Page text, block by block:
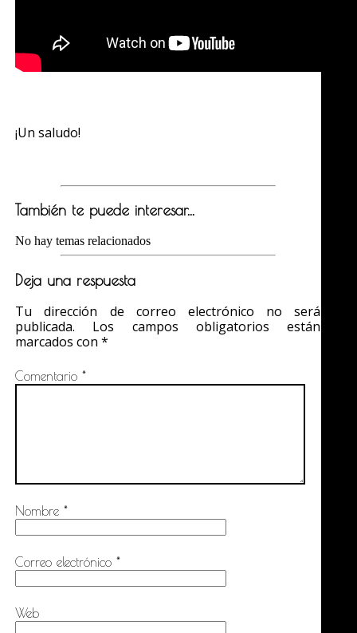
¡Un saludo!
También te puede interesar...
No hay temas relacionados
Deja una respuesta
Tu dirección de correo electrónico no será
publicada.
Los campos obligatorios están
marcados con*
Comentario*
Nombre*
Correo electrónico*
Web